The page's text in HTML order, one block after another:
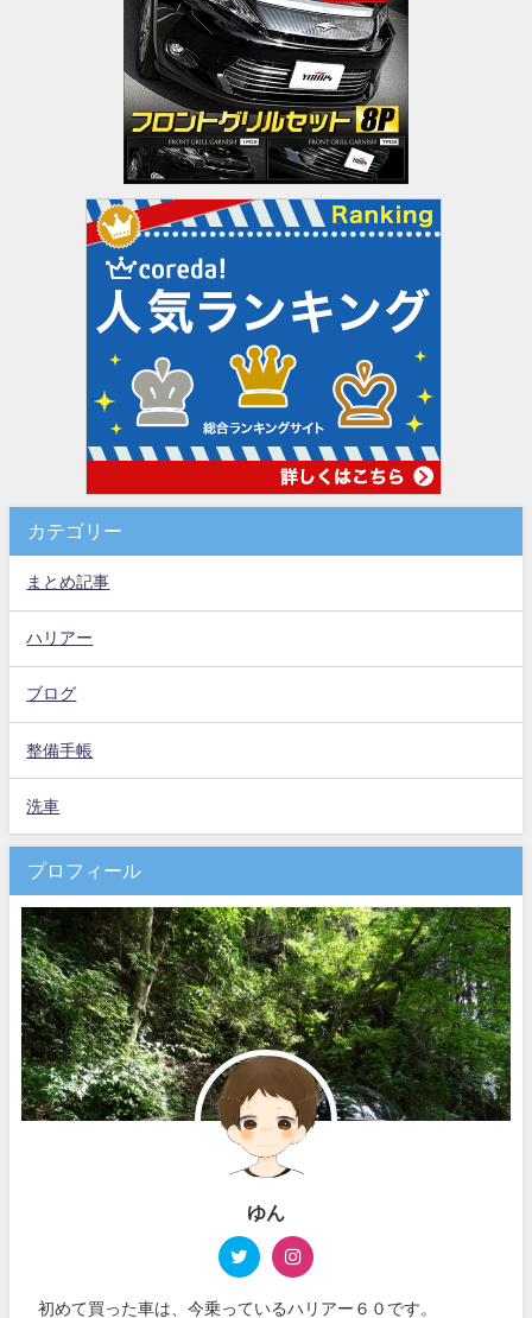
カテゴリー
まとめ記事
ハリアー
ブログ
整備手帳
洗車
プロフィール
ゆん
初めて買った車は、今乗っているハリアー６０です。